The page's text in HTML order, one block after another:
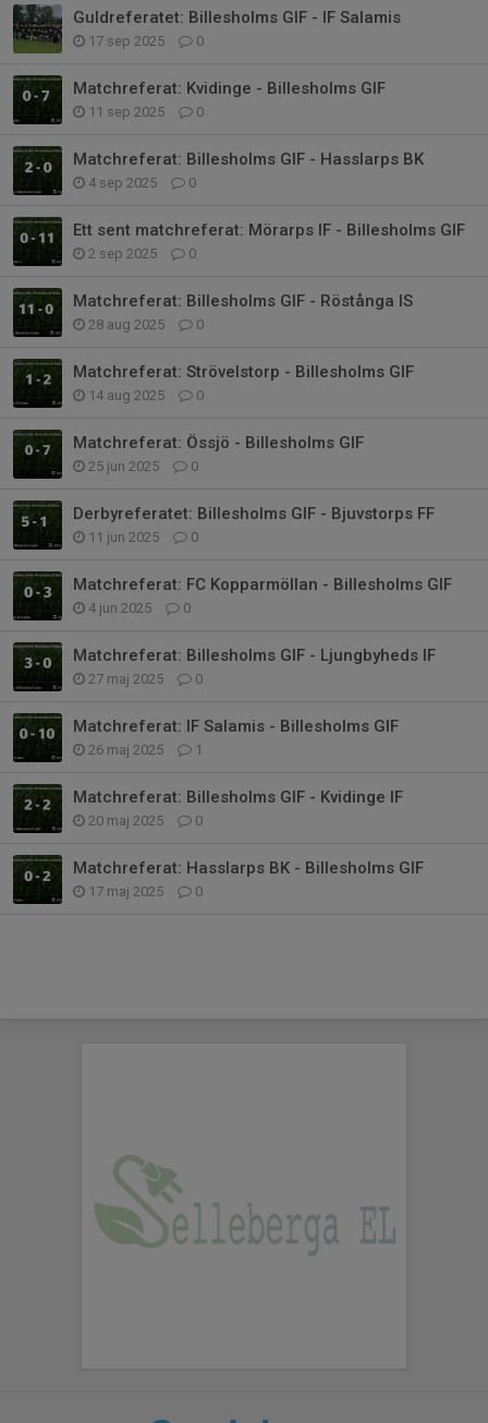
Guldreferatet: Billesholms GIF - IF Salamis
17 sep 2025 0
Matchreferat: Kvidinge - Billesholms GIF
11 sep 2025 0
Matchreferat: Billesholms GIF - Hasslarps BK
4 sep 2025 0
Ett sent matchreferat: Mörarps IF - Billesholms GIF
2 sep 2025 0
Matchreferat: Billesholms GIF - Röstånga IS
28 aug 2025 0
Matchreferat: Strövelstorp - Billesholms GIF
14 aug 2025 0
Matchreferat: Össjö - Billesholms GIF
25 jun 2025 0
Derbyreferatet: Billesholms GIF - Bjuvstorps FF
11 jun 2025 0
Matchreferat: FC Kopparmöllan - Billesholms GIF
4 jun 2025 0
Matchreferat: Billesholms GIF - Ljungbyheds IF
27 maj 2025 0
Matchreferat: IF Salamis - Billesholms GIF
26 maj 2025 1
Matchreferat: Billesholms GIF - Kvidinge IF
20 maj 2025 0
Matchreferat: Hasslarps BK - Billesholms GIF
17 maj 2025 0